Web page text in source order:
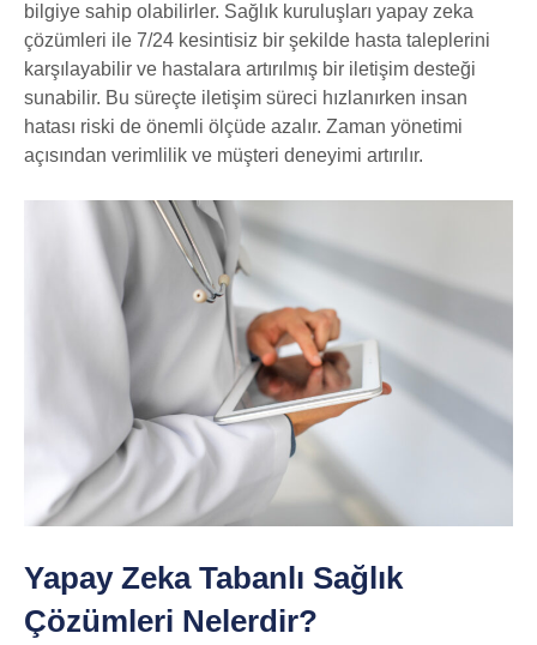
bilgiye sahip olabilirler. Sağlık kuruluşları yapay zeka
çözümleri ile 7/24 kesintisiz bir şekilde hasta taleplerini
karşılayabilir ve hastalara artırılmış bir iletişim desteği
sunabilir. Bu süreçte iletişim süreci hızlanırken insan
hatası riski de önemli ölçüde azalır. Zaman yönetimi
açısından verimlilik ve müşteri deneyimi artırılır.
Yapay Zeka Tabanlı Sağlık
Çözümleri Nelerdir?